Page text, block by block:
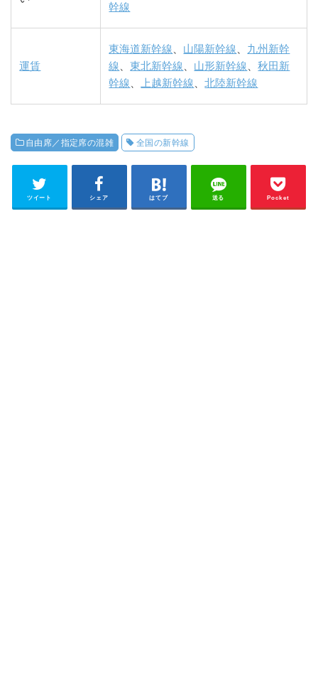
幹線
運賃
東海道新幹線 山陽新幹線
九州新幹
線 、東北新幹線 山形新幹線 、秋田新
幹線
上越新幹線 、北陸新幹線
自由席／指定席の混雑 全国の新幹線
ツイート シェア はてブ 送る Pocket